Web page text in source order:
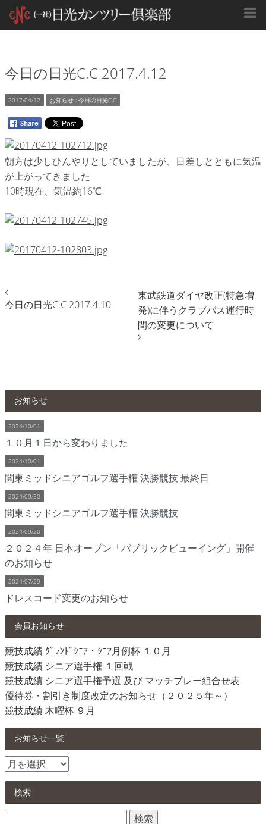
今日の日光C.C 2017.4.12
2017/04/12 お知らせ : 今日の日光C.C
朝方は少しひんやりとしていましたが、日差しとともに気温
が上がってきました
10時現在、気温約16℃
今日の日光C.C 2017.4.10
東武鉄道ダイヤ改正(特急増
発)に伴うクラブバス運行時
間の変更について
お知らせ
2024/10/01
１０月１日から変わりました
2024/10/01
関東ミッドシニアゴルフ選手権 決勝競技 最終日
2024/09/30
関東ミッドシニアゴルフ選手権 決勝競技
2024/09/20
２０２４年 日本オープン「パブリックビューイング」開催
のお知らせ
2024/07/29
ドレスコード変更のお知らせ
会員お知らせ
競技成績 ｸﾞﾗﾝﾄﾞｼﾆｱ・ｼﾆｱ月例杯 １０月
競技成績 シニア選手権 １回戦
競技成績 シニア選手権予選 及び マッチプレー組合せ表
優待券・割引き制度改定のお知らせ（２０２５年～）
競技成績 木曜杯 ９月
お知らせ一覧
お
せ
検索